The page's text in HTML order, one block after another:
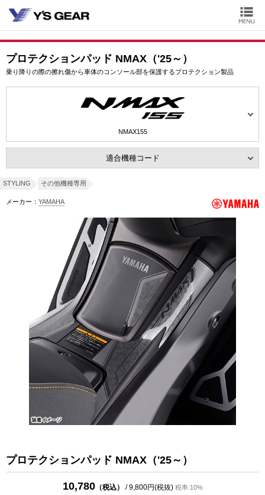
プロテクションパッド NMAX（'25～）
乗り降りの際の擦れ傷から車体のコンソール部を保護するプロテクション製品
NMAX155
適合機種コード
STYLING その他機種専用
メーカー： YAMAHA
プロテクションパッド NMAX（'25～）
10,780（税込） / 9,800円(税抜) 税率:10%